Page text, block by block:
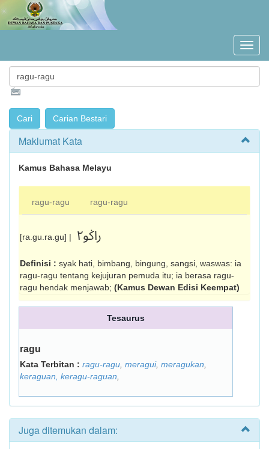
Maklumat Kata
Kamus Bahasa Melayu
ragu-ragu ragu-ragu
[ra.gu.ra.gu] | راݢو٢
Definisi : syak hati, bimbang, bingung, sangsi, waswas: ia
ragu-ragu tentang kejujuran pemuda itu; ia berasa ragu-
ragu hendak menjawab; (Kamus Dewan Edisi Keempat)
Tesaurus
ragu
Kata Terbitan : ragu-ragu meragui, meragukan
keraguan, keragu-raguan
Juga ditemukan dalam: